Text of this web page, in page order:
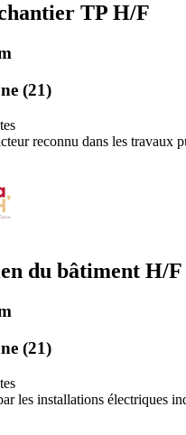
TP H/F
(21)
reconnu dans les travaux
du bâtiment H/F
(21)
les installations électriques